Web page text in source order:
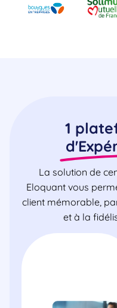
1
La solution de
Eloquant vous
client mémorable,
et à la